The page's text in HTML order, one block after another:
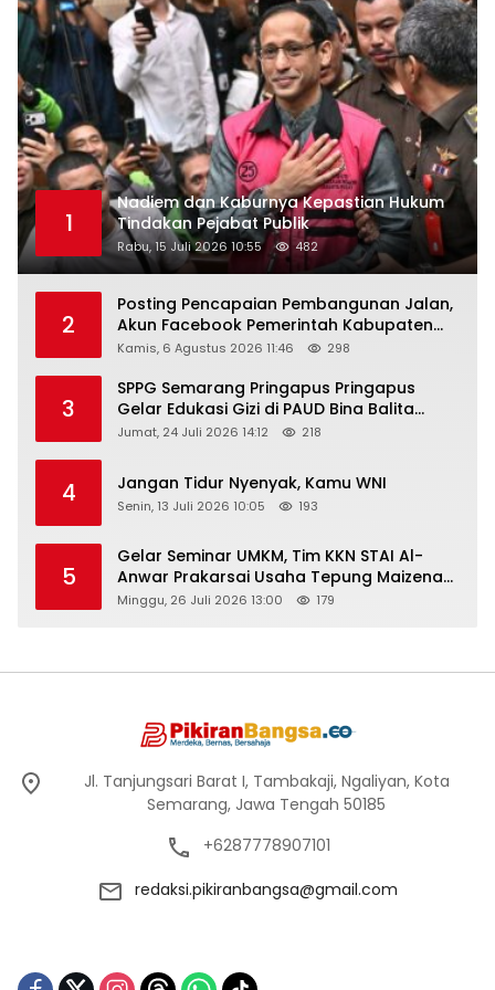
1
Nadiem dan Kaburnya Kepastian Hukum
Tindakan Pejabat Publik
Rabu, 15 Juli 2026 10:55 482
2
Posting Pencapaian Pembangunan Jalan,
Akun Facebook Pemerintah Kabupaten
Rembang “Dirujak” Warganet
Kamis, 6 Agustus 2026 11:46 298
3
SPPG Semarang Pringapus Pringapus
Gelar Edukasi Gizi di PAUD Bina Balita
Peringati Hari Anak Nasional 2026
Jumat, 24 Juli 2026 14:12 218
4 Jangan Tidur Nyenyak, Kamu WNI
Senin, 13 Juli 2026 10:05 193
5
Gelar Seminar UMKM, Tim KKN STAI Al-
Anwar Prakarsai Usaha Tepung Maizena
di Logung
Minggu, 26 Juli 2026 13:00 179
Jl. Tanjungsari Barat I, Tambakaji, Ngaliyan, Kota
Semarang, Jawa Tengah 50185
+6287778907101
redaksi.pikiranbangsa@gmail.com